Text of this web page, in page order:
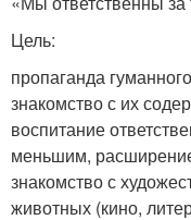
Цель:
пропаганда
знакомство с их
воспитание
меньшим,
знакомство с
животных (кино,